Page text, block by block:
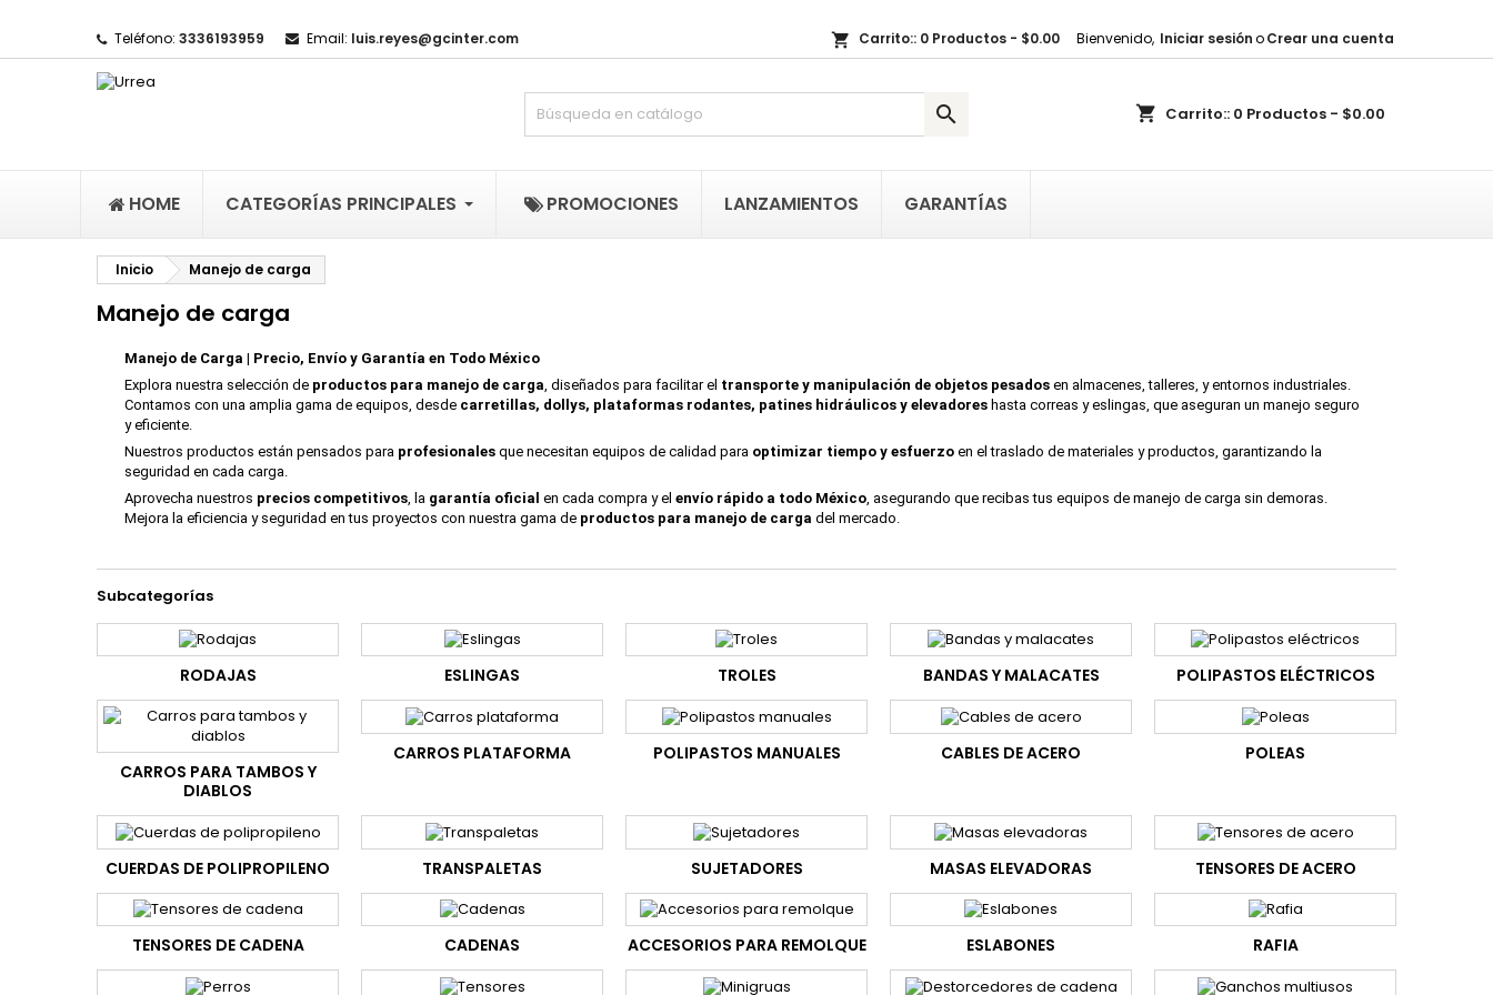
Teléfono: 3336193959 Email: luis.reyes@gcinter.com Bienvenido, Iniciar sesiónoCrear una cuenta
shopping_cart Carrito:: 0 Productos - $0.00
shopping_cart Carrito:: 0 Productos - $0.00

HOME CATEGORÍAS PRINCIPALES PROMOCIONES LANZAMIENTOS GARANTÍAS
Inicio Manejo de carga
Manejo de carga
Manejo de Carga | Precio, Envío y Garantía en Todo México
Explora nuestra selección de productos para manejo de carga, diseñados para facilitar el transporte y manipulación de objetos pesados en almacenes, talleres, y entornos industriales.
Contamos con una amplia gama de equipos, desde carretillas, dollys, plataformas rodantes, patines hidráulicos y elevadores hasta correas y eslingas, que aseguran un manejo seguro
y eficiente.
Nuestros productos están pensados para profesionales que necesitan equipos de calidad para optimizar tiempo y esfuerzo en el traslado de materiales y productos, garantizando la
seguridad en cada carga.
Aprovecha nuestros precios competitivos, la garantía oficial en cada compra y el envío rápido a todo México, asegurando que recibas tus equipos de manejo de carga sin demoras.
Mejora la eficiencia y seguridad en tus proyectos con nuestra gama de productos para manejo de carga del mercado.
Subcategorías
RODAJAS ESLINGAS TROLES BANDAS Y MALACATES POLIPASTOS ELÉCTRICOS
CARROS PARA TAMBOS Y
DIABLOS
CARROS PLATAFORMA POLIPASTOS MANUALES CABLES DE ACERO POLEAS
CUERDAS DE POLIPROPILENO TRANSPALETAS SUJETADORES MASAS ELEVADORAS TENSORES DE ACERO
TENSORES DE CADENA CADENAS ACCESORIOS PARA REMOLQUE ESLABONES RAFIA
Mi lista de regalos ×
((modalTitle)) ×
((confirmMessage))
((modalDeleteText))
((title)) ×
((label))
((cancelText)) ((createText))
Iniciar sesión ×
Debe iniciar sesión para guardar productos en su lista de deseos.
((loginText))